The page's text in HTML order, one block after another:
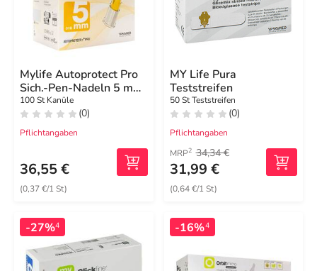
Mylife Autoprotect Pro
Sich.-Pen-Nadeln 5 mm
31 G
100 St Kanüle
(0)
Pflichtangaben
36,55 €
(0,37 €/1 St)
MY Life Pura
Teststreifen
50 St Teststreifen
(0)
Pflichtangaben
MRP2 34,34 €
31,99 €
(0,64 €/1 St)
-27%4 -16%4